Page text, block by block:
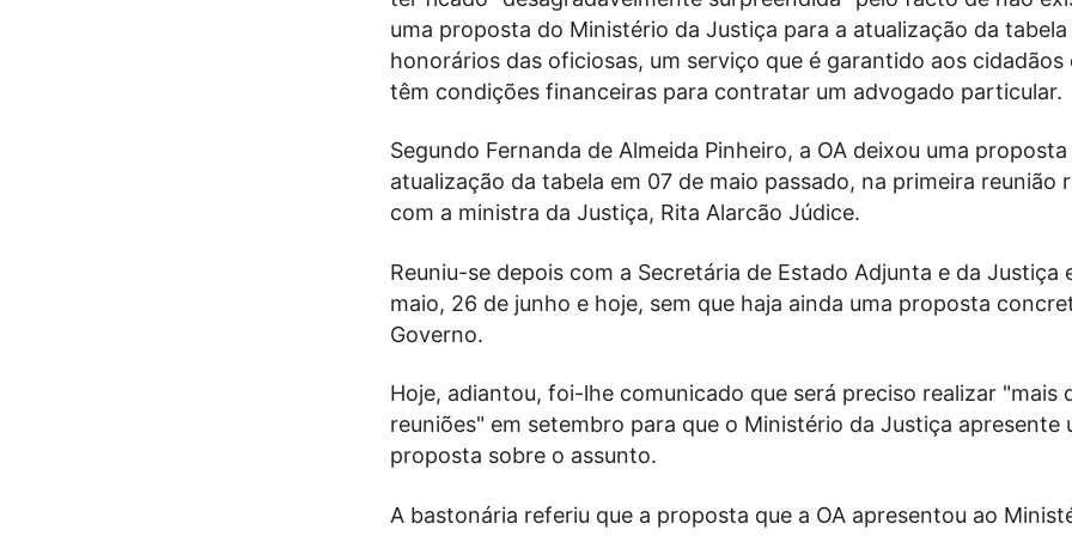
uma proposta do Ministério da Justiça para a atualização da tabela
honorários das oficiosas, um serviço que é garantido aos cidadãos
têm condições financeiras para contratar um advogado particular.
Segundo Fernanda de Almeida Pinheiro, a OA deixou uma
atualização da tabela em 07 de maio passado, na primeira reunião
com a ministra da Justiça, Rita Alarcão Júdice.
Reuniu-se depois com a Secretária de Estado Adjunta e da Justiça
maio, 26 de junho e hoje, sem que haja ainda uma proposta
Governo.
Hoje, adiantou, foi-lhe comunicado que será preciso realizar "mais
reuniões" em setembro para que o Ministério da Justiça apresente
proposta sobre o assunto.
A bastonária referiu que a proposta que a OA apresentou ao